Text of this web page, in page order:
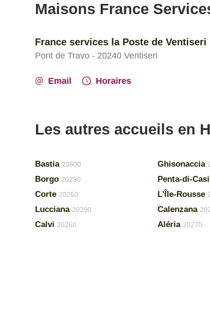
Maisons France
France services la Poste de Ventiseri
Pont de Travo - 20240 Ventiseri
Email Horaires
Les autres accueils en
Bastia 20600
Borgo 20290
Corte 20250
Lucciana 20290
Calvi 20260
Ghisonaccia
Penta-di-
L'Île-Rousse
Calenzana
Aléria 20270